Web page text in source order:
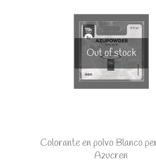
Out of stock
Colorante en polvo Blanco
Azucren